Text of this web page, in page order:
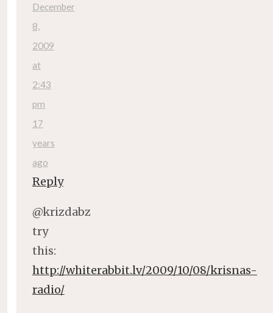
December
8,
2009
at
2:43
pm
17
years
ago
Reply
@krizdabz
try
this:
http://whiterabbit.lv/2009/10/08/krisnas-
radio/